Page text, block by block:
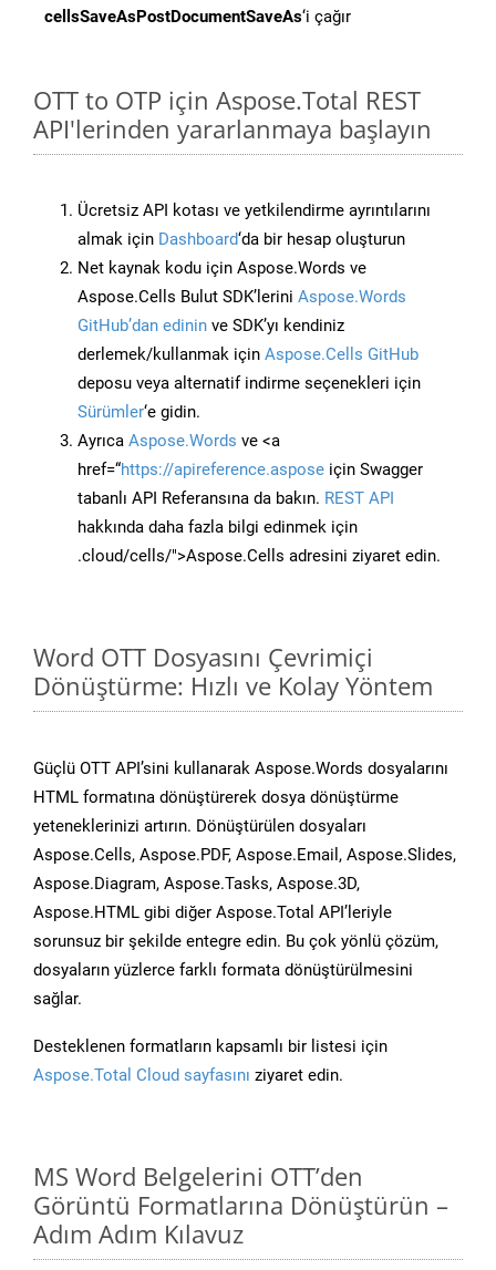
cellsSaveAsPostDocumentSaveAs‘i çağır
OTT to OTP için Aspose.Total REST
API'lerinden yararlanmaya başlayın
Ücretsiz API kotası ve yetkilendirme ayrıntılarını
almak için Dashboard‘da bir hesap oluşturun
Net kaynak kodu için Aspose.Words ve
Aspose.Cells Bulut SDK’lerini Aspose.Words
GitHub’dan edinin ve SDK’yı kendiniz
derlemek/kullanmak için Aspose.Cells GitHub
deposu veya alternatif indirme seçenekleri için
Sürümler‘e gidin.
Ayrıca Aspose.Words ve <a
href=“https://apireference.aspose için Swagger
tabanlı API Referansına da bakın. REST API
hakkında daha fazla bilgi edinmek için
.cloud/cells/">Aspose.Cells adresini ziyaret edin.
Word OTT Dosyasını Çevrimiçi
Dönüştürme: Hızlı ve Kolay Yöntem
Güçlü OTT API’sini kullanarak Aspose.Words dosyalarını
HTML formatına dönüştürerek dosya dönüştürme
yeteneklerinizi artırın. Dönüştürülen dosyaları
Aspose.Cells, Aspose.PDF, Aspose.Email, Aspose.Slides,
Aspose.Diagram, Aspose.Tasks, Aspose.3D,
Aspose.HTML gibi diğer Aspose.Total API’leriyle
sorunsuz bir şekilde entegre edin. Bu çok yönlü çözüm,
dosyaların yüzlerce farklı formata dönüştürülmesini
sağlar.
Desteklenen formatların kapsamlı bir listesi için
Aspose.Total Cloud sayfasını ziyaret edin.
MS Word Belgelerini OTT’den
Görüntü Formatlarına Dönüştürün –
Adım Adım Kılavuz